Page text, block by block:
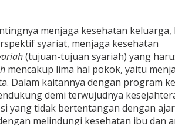
menjaga kesehatan keluarga,
syariat, menjaga kesehatan
(tujuan-tujuan syariah) yang
mencakup lima hal pokok, yaitu
Dalam kaitannya dengan program
demi terwujudnya
yang tidak bertentangan dengan
melindungi kesehatan ibu dan